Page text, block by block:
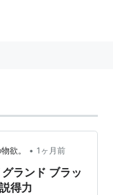
欲。 • 1ヶ月前
ランド ブラッ
得力